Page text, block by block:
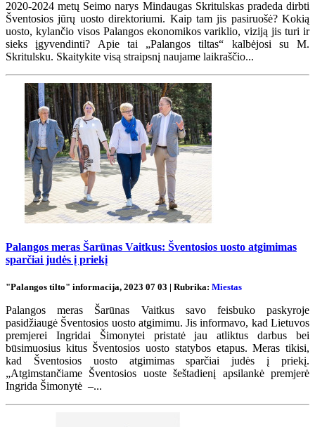
2020-2024 metų Seimo narys Mindaugas Skritulskas pradeda dirbti
Šventosios jūrų uosto direktoriumi. Kaip tam jis pasiruošė? Kokią
uosto, kylančio visos Palangos ekonomikos variklio, viziją jis turi ir
sieks įgyvendinti? Apie tai „Palangos tiltas“ kalbėjosi su M.
Skritulsku. Skaitykite visą straipsnį naujame laikraščio...
Palangos meras Šarūnas Vaitkus: Šventosios uosto atgimimas
sparčiai judės į priekį
"Palangos tilto" informacija, 2023 07 03 | Rubrika: Miestas
Palangos meras Šarūnas Vaitkus savo feisbuko paskyroje
pasidžiaugė Šventosios uosto atgimimu. Jis informavo, kad Lietuvos
premjerei Ingridai Šimonytei pristatė jau atliktus darbus bei
būsimuosius kitus Šventosios uosto statybos etapus. Meras tikisi,
kad Šventosios uosto atgimimas sparčiai judės į priekį.
„Atgimstančiame Šventosios uoste šeštadienį apsilankė premjerė
Ingrida Šimonytė –...